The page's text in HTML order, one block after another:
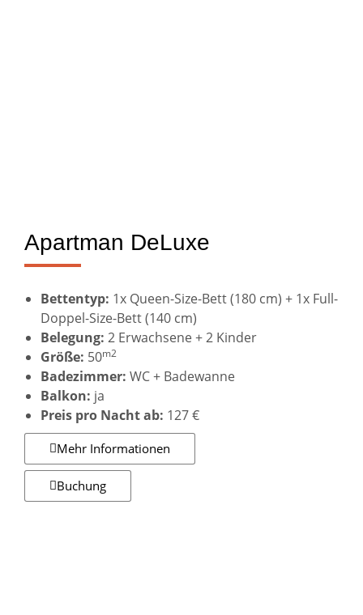
Apartman DeLuxe
Bettentyp: 1x Queen-Size-Bett (180 cm) + 1x Full-
Doppel-Size-Bett (140 cm)
Belegung: 2 Erwachsene + 2 Kinder
Größe: 50m2
Badezimmer: WC + Badewanne
Balkon: ja
Preis pro Nacht ab: 127 €
Mehr Informationen
Buchung